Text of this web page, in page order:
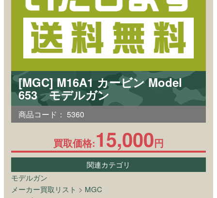
[MGC] M16A1 カービン Model
653 モデルガン
商品コード： 5360
買取価格:15,000円
関連カテゴリ
モデルガン
メーカー買取リスト > MGC